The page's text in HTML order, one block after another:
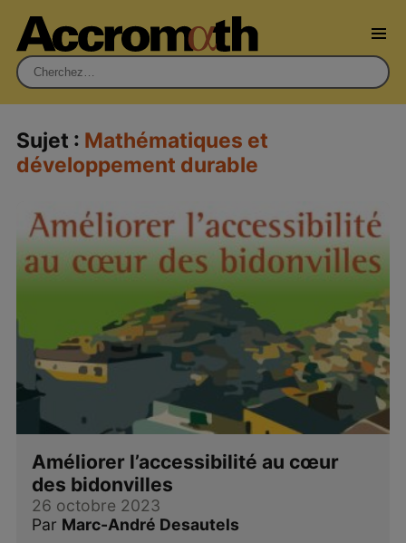
Rechercher :
Sujet : Mathématiques et
développement durable
Améliorer l’accessibilité au cœur
des bidonvilles
26 octobre 2023
Par Marc-André Desautels